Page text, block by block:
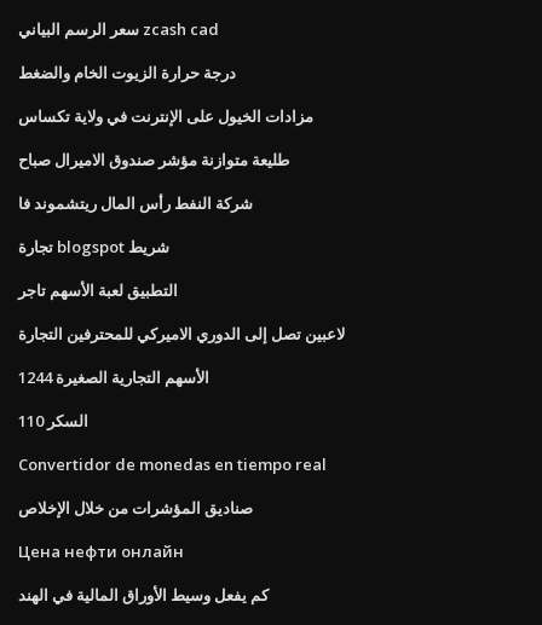
سعر الرسم البياني zcash cad
درجة حرارة الزيوت الخام والضغط
مزادات الخيول على الإنترنت في ولاية تكساس
طليعة متوازنة مؤشر صندوق الاميرال صباح
شركة النفط رأس المال ريتشموند فا
تجارة blogspot شريط
التطبيق لعبة الأسهم تاجر
لاعبين تصل إلى الدوري الاميركي للمحترفين التجارة
1244 الأسهم التجارية الصغيرة
السكر 110
Convertidor de monedas en tiempo real
صناديق المؤشرات من خلال الإخلاص
Цена нефти онлайн
كم يفعل وسيط الأوراق المالية في الهند